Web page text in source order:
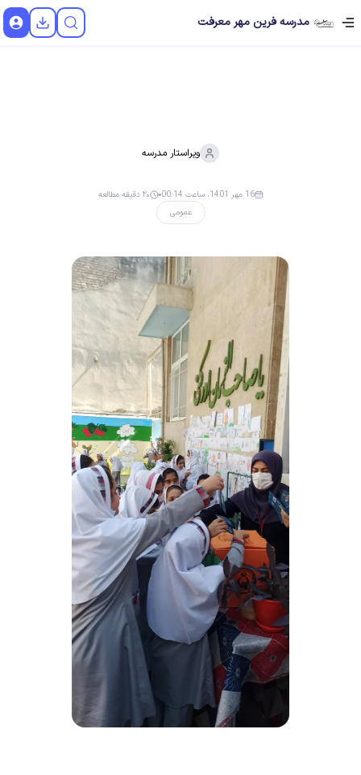
مدرسه فرین مهر معرفت
ویراستار مدرسه
عمومی
16 مهر 1401، ساعت 00:14 ۲۰ دقیقه مطالعه